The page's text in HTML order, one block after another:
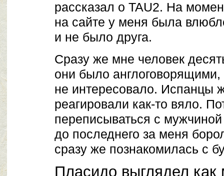
рассказал о TAU2. На
на сайте у меня была
и не было друга.
Сразу же мне человек
они было англоговорящими,
не интересовало. Испанцы
реагировали как-то вяло.
переписываться с
до последнего за меня
сразу же познакомилась с
Пласидо выглядел